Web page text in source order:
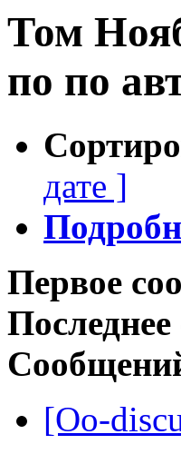
Том
по по
дате ]
Первое
[Oo-